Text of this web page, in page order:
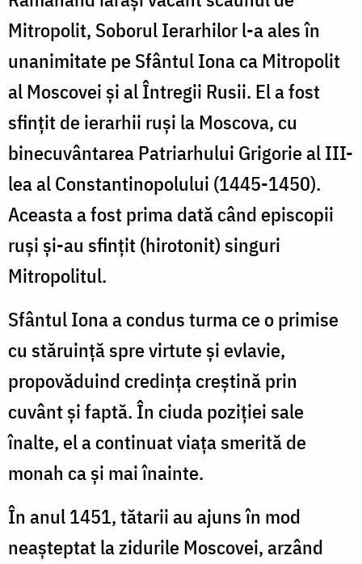
Mitropolit, Soborul Ierarhilor l-a ales în
unanimitate pe Sfântul Iona ca Mitropolit
al Moscovei și al Întregii Rusii. El a fost
sfințit de ierarhii ruși la Moscova, cu
binecuvântarea Patriarhului Grigorie al III-
lea al Constantinopolului (1445-1450).
Aceasta a fost prima dată când episcopii
ruși și-au sfințit (hirotonit) singuri
Mitropolitul.
Sfântul Iona a condus turma ce o primise
cu stăruință spre virtute și evlavie,
propovăduind credința creștină prin
cuvânt și faptă. În ciuda poziției sale
înalte, el a continuat viața smerită de
monah ca și mai înainte.
În anul 1451, tătarii au ajuns în mod
neașteptat la zidurile Moscovei, arzând